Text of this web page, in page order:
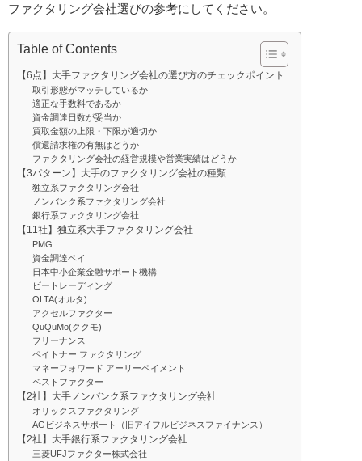
ファクタリング会社選びの参考にしてください。
Table of Contents
【6点】大手ファクタリング会社の選び方のチェックポイント
取引形態がマッチしているか
適正な手数料であるか
資金調達日数が妥当か
買取金額の上限・下限が適切か
償還請求権の有無はどうか
ファクタリング会社の経営規模や営業実績はどうか
【3パターン】大手のファクタリング会社の種類
独立系ファクタリング会社
ノンバンク系ファクタリング会社
銀行系ファクタリング会社
【11社】独立系大手ファクタリング会社
PMG
資金調達ペイ
日本中小企業金融サポート機構
ビートレーディング
OLTA(オルタ)
アクセルファクター
QuQuMo(ククモ)
フリーナンス
ペイトナー ファクタリング
マネーフォワード アーリーペイメント
ベストファクター
【2社】大手ノンバンク系ファクタリング会社
オリックスファクタリング
AGビジネスサポート（旧アイフルビジネスファイナンス）
【2社】大手銀行系ファクタリング会社
三菱UFJファクター株式会社